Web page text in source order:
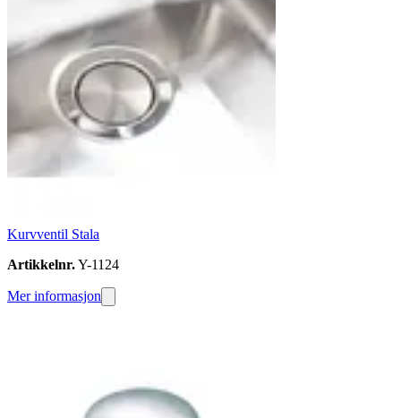
Kurvventil Stala
Artikkelnr.Y-1124
Mer informasjon